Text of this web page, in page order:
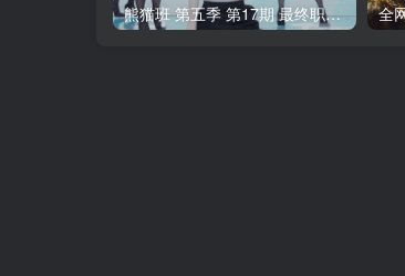
熊猫班 第五季 第17期 最终职级赛&完结